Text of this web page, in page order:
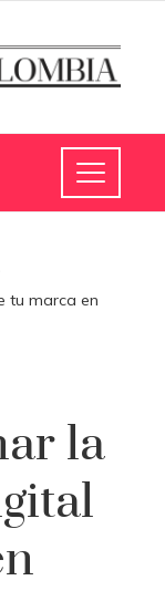
tu marca en
la